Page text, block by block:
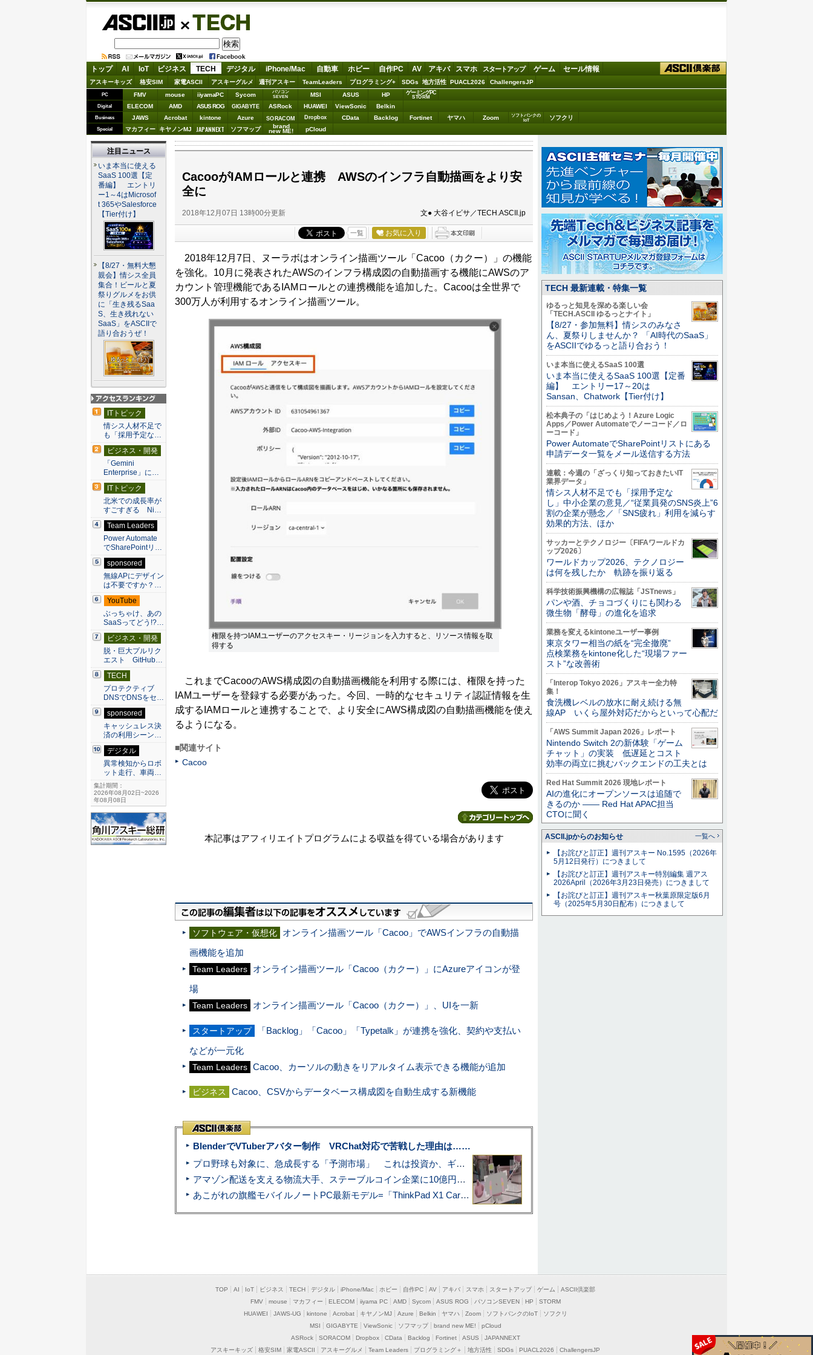
TECH
トップ AI IoT ビジネス TECH デジタル iPhone/Mac 自動車 ホビー 自作PC AV アキバ スマホ スタートアップ ゲーム セール情報
アスキーキッズ 格安SIM 家電ASCII アスキーグルメ 週刊アスキー TeamLeaders プログラミング+ SDGs 地方活性 PUACL2026 ChallengersJP
PC FMV mouse iiyamaPC Sycom
パソコン
SEVEN
MSI ASUS HP ゲーミングPC
STORM
Digital ELECOM AMD ASUS ROG GIGABYTE ASRock HUAWEI ViewSonic Belkin
Business JAWS Acrobat kintone Azure SORACOM Dropbox CData Backlog Fortinet ヤマハ Zoom
ソフトバンクの
IoT
ソフクリ
Special マカフィー キヤノンMJ JAPANNEXT ソフマップ brand
new ME! pCloud
CacooがIAMロールと連携 AWSのインフラ自動描画をより安
全に
2018年12月07日 13時00分更新 文● 大谷イビサ／TECH.ASCII.jp
一覧 お気に入り
2018年12月7日、ヌーラボはオンライン描画ツール「Cacoo（カクー）」の機能
を強化。10月に発表されたAWSのインフラ構成図の自動描画する機能にAWSのア
カウント管理機能であるIAMロールとの連携機能を追加した。Cacooは全世界で
300万人が利用するオンライン描画ツール。
権限を持つIAMユーザーのアクセスキー・リージョンを入力すると、リソース情報を取
得する
これまでCacooのAWS構成図の自動描画機能を利用する際には、権限を持った
IAMユーザーを登録する必要があった。今回、一時的なセキュリティ認証情報を生
成するIAMロールと連携することで、より安全にAWS構成図の自動描画機能を使え
るようになる。
■関連サイト
Cacoo
本記事はアフィリエイトプログラムによる収益を得ている場合があります
ソフトウェア・仮想化
オンライン描画ツール「Cacoo」でAWSインフラの自動描
画機能を追加
Team Leaders
オンライン描画ツール「Cacoo（カクー）」にAzureアイコンが登
場
Team Leaders オンライン描画ツール「Cacoo（カクー）」、UIを一新
スタートアップ
「Backlog」「Cacoo」「Typetalk」が連携を強化、契約や支払い
などが一元化
Team Leaders Cacoo、カーソルの動きをリアルタイム表示できる機能が追加
ビジネス Cacoo、CSVからデータベース構成図を自動生成する新機能
BlenderでVTuberアバター制作 VRChat対応で苦戦した理由は……
プロ野球も対象に、急成長する「予測市場」 これは投資か、ギャンブルか
アマゾン配送を支える物流大手、ステーブルコイン企業に10億円投資のワケ
あこがれの旗艦モバイルノートPC最新モデル=「ThinkPad X1 Carbon Gen 14 Aura Edition」実機レビュー
注目ニュース
いま本当に使える
SaaS 100選【定
番編】 エントリ
ー1～4はMicrosof
t 365やSalesforce
【Tier付け】
【8/27・無料大懇
親会】情シス全員
集合！ビールと夏
祭りグルメをお供
に「生き残るSaa
S、生き残れない
SaaS」をASCIIで
語り合おうぜ！
アクセスランキン
グ
ITトピック
情シス人材不足で
も「採用予定な…
ビジネス・開発
「Gemini
Enterprise」に…
ITトピック
北米での成長率が
すごすぎる Ni…
Team Leaders
Power Automate
でSharePointリ…
sponsored
無線APにデザイン
は不要ですか？…
YouTube
ぶっちゃけ、あの
SaaSってどう!?…
ビジネス・開発
脱・巨大プルリク
エスト GitHub…
TECH
プロテクティブ
DNSでDNSをセ…
sponsored
キャッシュレス決
済の利用シーン…
デジタル
異常検知からロボ
ット走行、車両…
集計期間：
2026年08月02日~2026
年08月08日
TECH 最新連載・特集一覧
ゆるっと知見を深める楽しい会
「TECH.ASCII ゆるっとナイト」
【8/27・参加無料】情シスのみなさ
ん、夏祭りしませんか？ 「AI時代のSaaS」
をASCIIでゆるっと語り合おう！
いま本当に使えるSaaS 100選
いま本当に使えるSaaS 100選【定番
編】 エントリー17～20は
Sansan、Chatwork【Tier付け】
松本典子の「はじめよう！Azure Logic
Apps／Power Automateでノーコード／ロ
ーコード」
Power AutomateでSharePointリストにある
申請データ一覧をメール送信する方法
連載：今週の「ざっくり知っておきたいIT
業界データ」
情シス人材不足でも「採用予定な
し」中小企業の意見／“従業員発のSNS炎上”6
割の企業が懸念／「SNS疲れ」利用を減らす
効果的方法、ほか
サッカーとテクノロジー〔FIFAワールドカ
ップ2026〕
ワールドカップ2026、テクノロジー
は何を残したか 軌跡を振り返る
科学技術振興機構の広報誌「JSTnews」
パンや酒、チョコづくりにも関わる
微生物「酵母」の進化を追求
業務を変えるkintoneユーザー事例
東京タワー相当の紙を“完全撤廃”
点検業務をkintone化した“現場ファー
スト”な改善術
「Interop Tokyo 2026」アスキー全力特
集！
食洗機レベルの放水に耐え続ける無
線AP いくら屋外対応だからといって心配だ
「AWS Summit Japan 2026」レポート
Nintendo Switch 2の新体験「ゲーム
チャット」の実装 低遅延とコスト
効率の両立に挑むバックエンドの工夫とは
Red Hat Summit 2026 現地レポート
AIの進化にオープンソースは追随で
きるのか ―― Red Hat APAC担当
CTOに聞く
ASCII.jpからのお知らせ 一覧へ
【お詫びと訂正】週刊アスキー No.1595（2026年
5月12日発行）につきまして
【お詫びと訂正】週刊アスキー特別編集 週アス
2026April（2026年3月23日発売）につきまして
【お詫びと訂正】週刊アスキー秋葉原限定版6月
号（2025年5月30日配布）につきまして
TOP AI IoT ビジネス TECH デジタル iPhone/Mac ホビー 自作PC AV アキバ スマホ スタートアップ ゲーム
ASCII倶楽部
FMV
mouse マカフィー ELECOM iiyama PC AMD Sycom ASUS ROG パソコンSEVEN HP
STORM
HUAWEI
JAWS-UG kintone Acrobat キヤノンMJ Azure Belkin ヤマハ Zoom ソフトバンクのIoT
ソフクリ
MSI
GIGABYTE ViewSonic ソフマップ brand new ME!
pCloud
ASRock
SORACOM Dropbox CData Backlog Fortinet ASUS
JAPANNEXT
アスキーキッズ
格安SIM 家電ASCII アスキーグルメ Team Leaders プログラミング＋ 地方活性 SDGs PUACL2026 ChallengersJP